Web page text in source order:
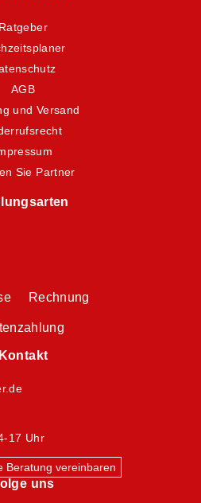
Ratgeber
AGB
und Versand
Sie Partner
Rechnung
Kontakt
17 Uhr
Beratung vereinbaren
uns